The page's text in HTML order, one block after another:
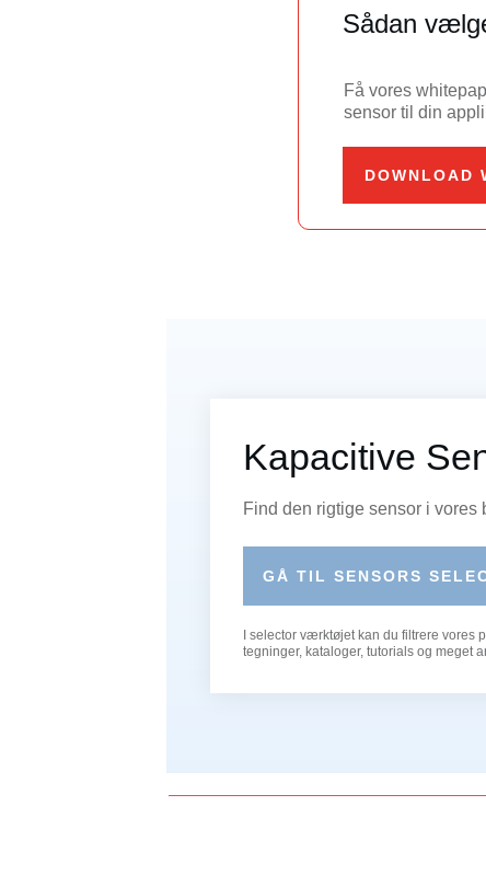
Sådan
Få vores
sensor til din
DOWNLOAD
Kapacitive
Find den rigtige sensor i vores
GÅ TIL SENSORS
I selector værktøjet kan du filtrere vores
tegninger, kataloger, tutorials og meget